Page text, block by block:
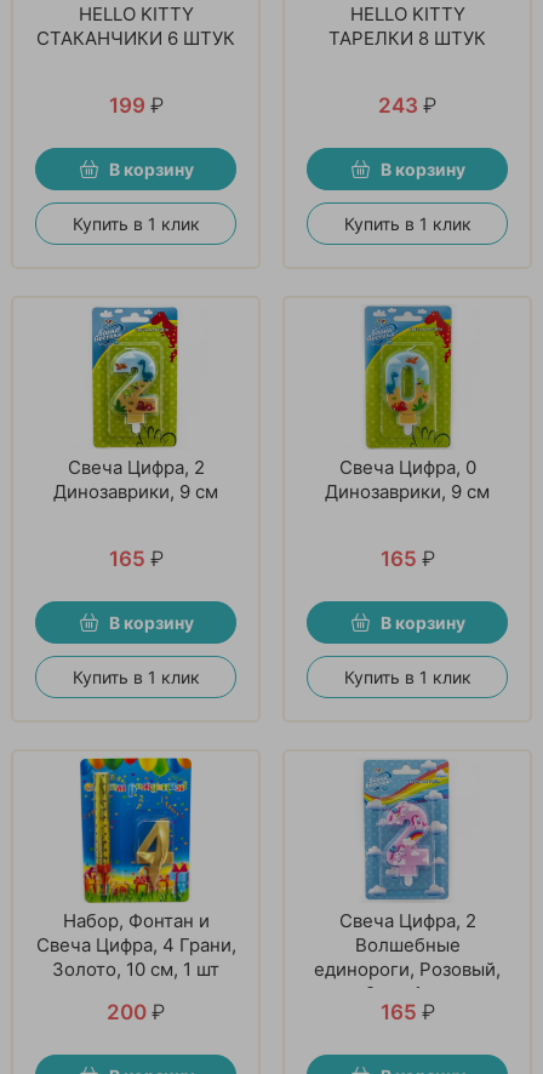
HELLO KITTY
СТАКАНЧИКИ 6 ШТУК
199 ₽
В корзину
Купить в 1 клик
HELLO KITTY
ТАРЕЛКИ 8 ШТУК
243 ₽
В корзину
Купить в 1 клик
Свеча Цифра, 2
Динозаврики, 9 см
165 ₽
В корзину
Купить в 1 клик
Свеча Цифра, 0
Динозаврики, 9 см
165 ₽
В корзину
Купить в 1 клик
Набор, Фонтан и
Свеча Цифра, 4 Грани,
Золото, 10 см, 1 шт
200 ₽
Свеча Цифра, 2
Волшебные
единороги, Розовый,
9 см, 1 шт
165 ₽